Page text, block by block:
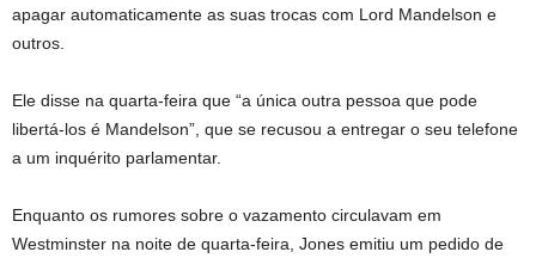
apagar automaticamente as suas trocas com Lord Mandelson e
outros.
Ele disse na quarta-feira que “a única outra pessoa que pode
libertá-los é Mandelson”, que se recusou a entregar o seu telefone
a um inquérito parlamentar.
Enquanto os rumores sobre o vazamento circulavam em
Westminster na noite de quarta-feira, Jones emitiu um pedido de